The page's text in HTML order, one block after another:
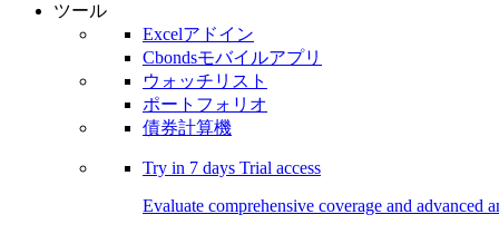
ツール
Excelアドイン
Cbondsモバイルアプリ
ウォッチリスト
ポートフォリオ
債券計算機
Try in 7 days Trial access
Evaluate comprehensive coverage and advanced